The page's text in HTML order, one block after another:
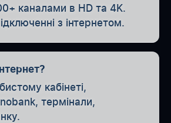
каналами в HD та 4K.
з інтернетом.
кабінеті,
термінали,